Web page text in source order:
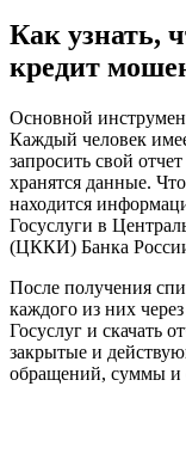
Как узнать,
кредит
Основной
Каждый человек
запросить свой
хранятся данные.
находится
Госуслуги в
(ЦККИ) Банка
После получения
каждого из них
Госуслуг и скачать
закрытые и
обращений, суммы и